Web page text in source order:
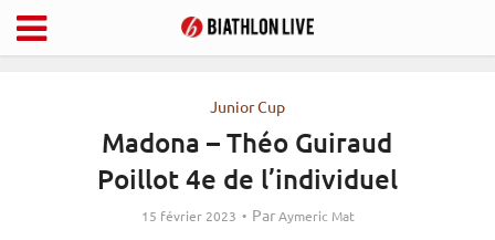
Junior Cup
Madona – Théo Guiraud
Poillot 4e de l’individuel
15 février 2023 ParAymeric Mat